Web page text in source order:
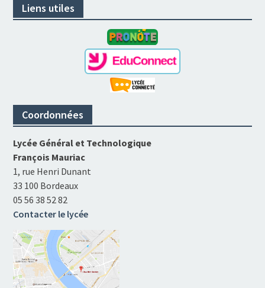
Liens utiles
Coordonnées
Lycée Général et Technologique
François Mauriac
1, rue Henri Dunant
33 100 Bordeaux
05 56 38 52 82
Contacter le lycée